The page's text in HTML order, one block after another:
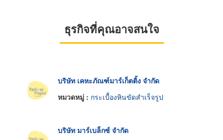
ธุรกิจที่คุณอาจสนใจ
บริษัท เคหะภัณฑ์มาร์เก็ตติ้ง จำกัด
หมวดหมู่ : กระเบื้องหินขัดสำเร็จรูป
บริษัท มาร์เบล็กซ์ จำกัด